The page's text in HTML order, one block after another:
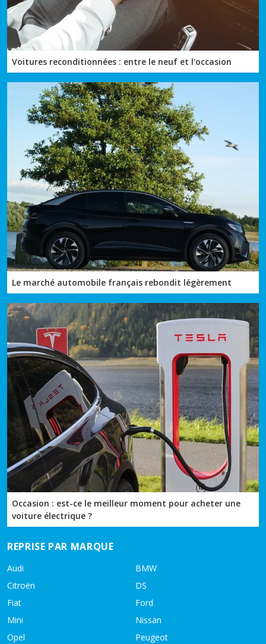
Voitures reconditionnées : entre le neuf et l'occasion
Le marché automobile français rebondit légèrement
Occasion : est-ce le meilleur moment pour acheter une
voiture électrique ?
REPRISE PAR MARQUE
Audi
BMW
Citroën
DS
Fiat
Ford
Mini
Nissan
Opel
Peugeot